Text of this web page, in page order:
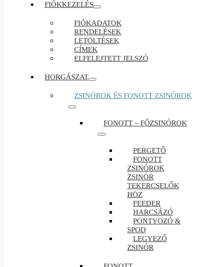
FIÓKKEZELÉS
FIÓKADATOK
RENDELÉSEK
LETÖLTÉSEK
CÍMEK
ELFELEJTETT JELSZÓ
HORGÁSZAT
ZSINÓROK ÉS FONOTT ZSINÓROK
FONOTT – FŐZSINÓROK
PERGETŐ
FONOTT
ZSINÓROK
ZSINÓR
TEKERCSELŐK
HÖZ
FEEDER
HARCSÁZÓ
PONTYOZÓ &
SPOD
LEGYEZŐ
ZSINÓR